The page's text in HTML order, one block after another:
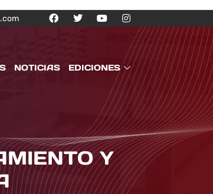
NOTICIAS EDICIONES
Y